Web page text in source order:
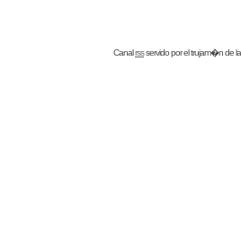
Canalrssservido por eltrujam�nde